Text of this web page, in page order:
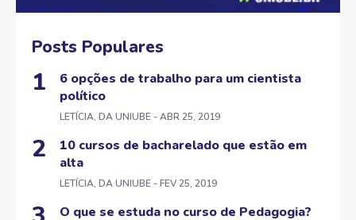
Posts Populares
6 opções de trabalho para um cientista
político
LETÍCIA, DA UNIUBE - ABR 25, 2019
10 cursos de bacharelado que estão em
alta
LETÍCIA, DA UNIUBE - FEV 25, 2019
O que se estuda no curso de Pedagogia?